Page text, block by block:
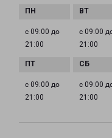
с 09:00 до
21:00
с 09:00
21:00
с 09:00 до
21:00
с 09:00
21:00